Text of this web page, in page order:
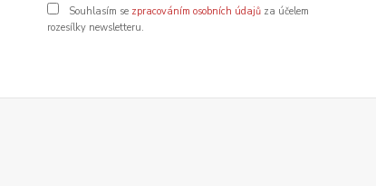
Souhlasím se zpracováním osobních údajů za účelem
rozesílky newsletteru.